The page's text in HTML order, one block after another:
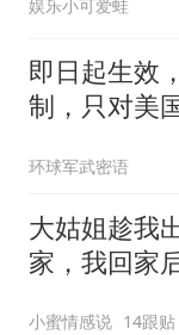
你签约
娱乐小可爱蛙
即日起生效
制，只对美
环球军武密语
大姑姐趁我
家，我回家
小蜜情感说 14跟贴